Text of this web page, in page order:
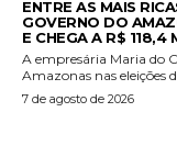
ENTRE AS MAIS
GOVERNO DO
E CHEGA A R$ 118,4
A empresária Maria do
Amazonas nas eleições
7 de agosto de 2026